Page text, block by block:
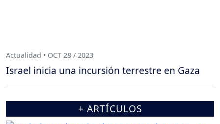
Actualidad • OCT 28 / 2023
Israel inicia una incursión terrestre en Gaza
+ ARTÍCULOS